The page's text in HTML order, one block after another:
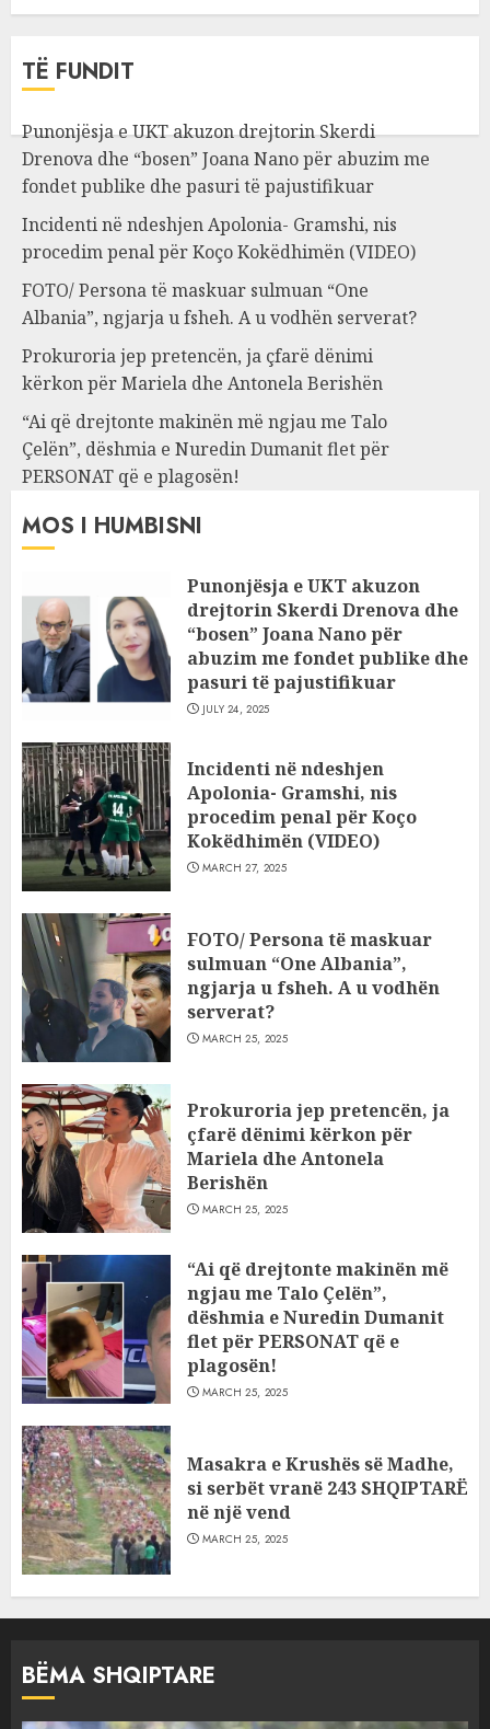
TË FUNDIT
Punonjësja e UKT akuzon drejtorin Skerdi
Drenova dhe “bosen” Joana Nano për abuzim me
fondet publike dhe pasuri të pajustifikuar
Incidenti në ndeshjen Apolonia- Gramshi, nis
procedim penal për Koço Kokëdhimën (VIDEO)
FOTO/ Persona të maskuar sulmuan “One
Albania”, ngjarja u fsheh. A u vodhën serverat?
Prokuroria jep pretencën, ja çfarë dënimi
kërkon për Mariela dhe Antonela Berishën
“Ai që drejtonte makinën më ngjau me Talo
Çelën”, dëshmia e Nuredin Dumanit flet për
PERSONAT që e plagosën!
MOS I HUMBISNI
Punonjësja e UKT akuzon
drejtorin Skerdi Drenova dhe
“bosen” Joana Nano për
abuzim me fondet publike dhe
pasuri të pajustifikuar
JULY 24, 2025
Incidenti në ndeshjen
Apolonia- Gramshi, nis
procedim penal për Koço
Kokëdhimën (VIDEO)
MARCH 27, 2025
FOTO/ Persona të maskuar
sulmuan “One Albania”,
ngjarja u fsheh. A u vodhën
serverat?
MARCH 25, 2025
Prokuroria jep pretencën, ja
çfarë dënimi kërkon për
Mariela dhe Antonela
Berishën
MARCH 25, 2025
“Ai që drejtonte makinën më
ngjau me Talo Çelën”,
dëshmia e Nuredin Dumanit
flet për PERSONAT që e
plagosën!
MARCH 25, 2025
Masakra e Krushës së Madhe,
si serbët vranë 243 SHQIPTARË
në një vend
MARCH 25, 2025
BËMA SHQIPTARE